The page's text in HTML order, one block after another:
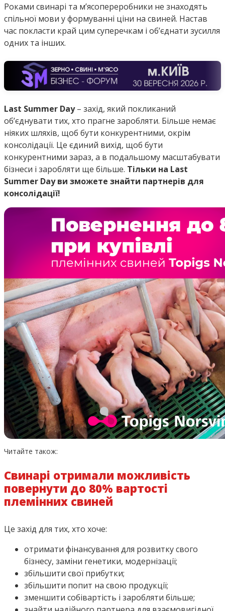
Роками свинарі та м’ясопереробники не знаходять
спільної мови у формуванні ціни на свиней. Настав
час покласти край цим суперечкам і об’єднати зусилля
одних та інших.
Last Summer Day– захід, який покликаний
об’єднувати тих, хто прагне заробляти. Більше немає
ніяких шляхів, щоб бути конкурентними, окрім
консолідації. Це єдиний вихід, щоб бути
конкурентними зараз, а в подальшому масштабувати
бізнеси і заробляти ще більше. Тільки на Last
Summer Day ви зможете знайти партнерів для
консолідації!
Читайте також:
Свинарі отримали можливість
повернути до 80% вартості
племінних свиней
Це захід для тих, хто хоче:
отримати фінансування для розвитку свого
бізнесу, заміни генетики, модернізації;
збільшити свої прибутки;
збільшити попит на свою продукції;
зменшити собівартість і заробляти більше;